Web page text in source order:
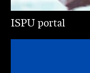
ISPU portal